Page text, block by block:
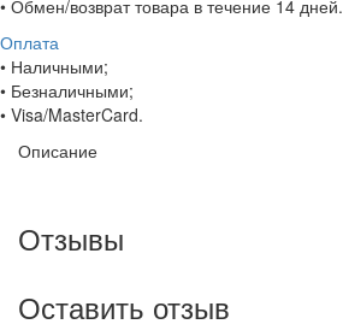
• Обмен/возврат товара в течение 14 дней.
Оплата
• Наличными;
• Безналичными;
• Visa/MasterCard.
Описание
Отзывы
Оставить отзыв